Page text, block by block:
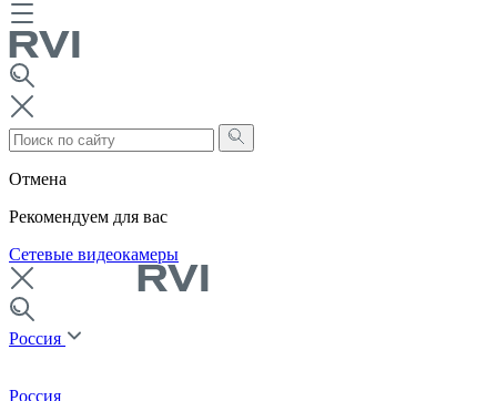
Отмена
Рекомендуем для вас
Сетевые видеокамеры
Россия
Россия